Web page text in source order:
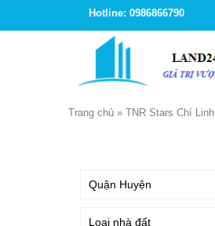
Hotline: 0986866790
Trang chủ » TNR Stars Chí Linh